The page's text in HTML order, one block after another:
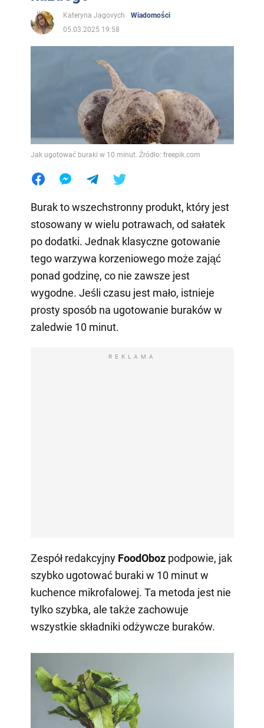
Kateryna Jagovych
Wiadomości
05.03.2025 19:58
Jak ugotować buraki w 10 minut. Źródło: freepik.com
Burak to wszechstronny produkt, który jest
stosowany w wielu potrawach, od sałatek
po dodatki. Jednak klasyczne gotowanie
tego warzywa korzeniowego może zająć
ponad godzinę, co nie zawsze jest
wygodne. Jeśli czasu jest mało, istnieje
prosty sposób na ugotowanie buraków w
zaledwie 10 minut.
REKLAMA
Zespół redakcyjny FoodOboz podpowie, jak
szybko ugotować buraki w 10 minut w
kuchence mikrofalowej. Ta metoda jest nie
tylko szybka, ale także zachowuje
wszystkie składniki odżywcze buraków.